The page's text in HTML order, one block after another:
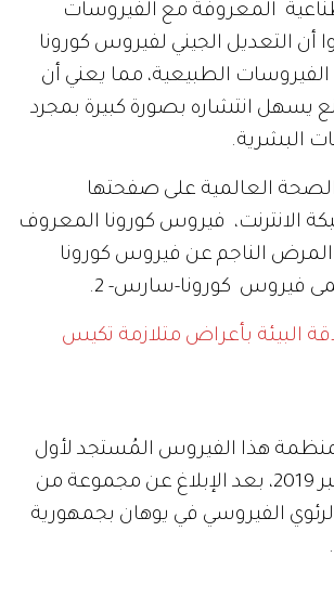
المعروفة مع الفيروسات
أن التعديل الجيني لفيروس كورونا
الطبيعية، مما يعني أن
يسهل انتشاره بصورة كبيرة بمجرد
البشرية.
العالمية على صفحتها
الانترنت، فيروس كورونا المعروف
19"، بأنه المرض الناجم عن فيروس كورونا
فيروس كورونا-سارس- 2.
البيئة بأعراض متلازمة تكيس
هذا الفيروس المُستجد لأول
مرة في 31 ديسمبر 2019، بعد الإبلاغ عن مجموعة من
الفيروسي في يوهان بجمهورية